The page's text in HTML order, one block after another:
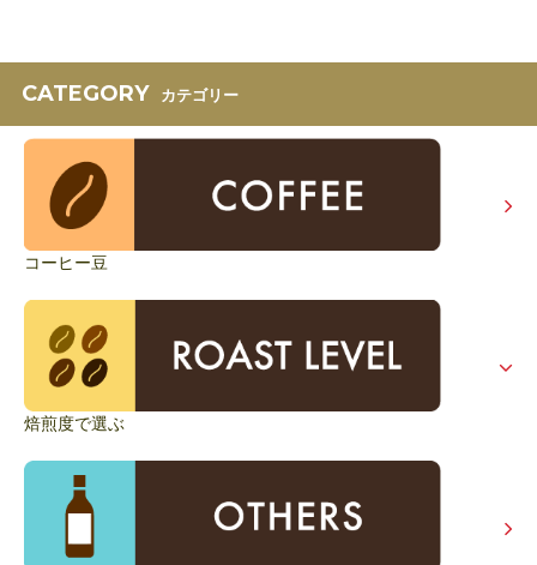
CATEGORY カテゴリー
コーヒー豆
焙煎度で選ぶ